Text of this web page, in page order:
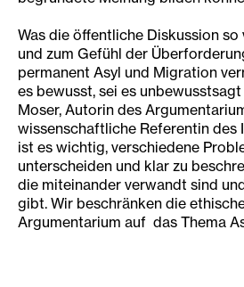
Was die öffentliche Diskussion
und zum Gefühl der
permanent Asyl und Migration
es bewusst, sei es
Moser, Autorin des
wissenschaftliche Referentin des
ist es wichtig, verschiedene
unterscheiden und klar zu
die miteinander verwandt sind
gibt. Wir beschränken die
Argumentarium auf das Thema